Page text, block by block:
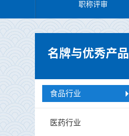
职称评审
名牌与优秀产品
食品行业
医药行业